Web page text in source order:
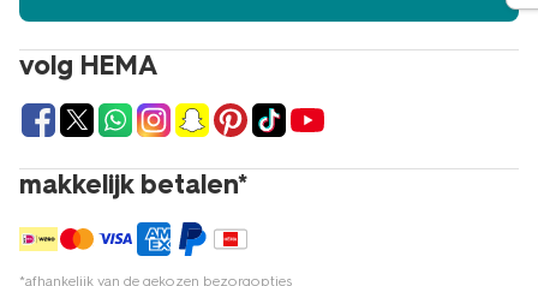
volg HEMA
makkelijk betalen*
*afhankelijk van de gekozen bezorgopties